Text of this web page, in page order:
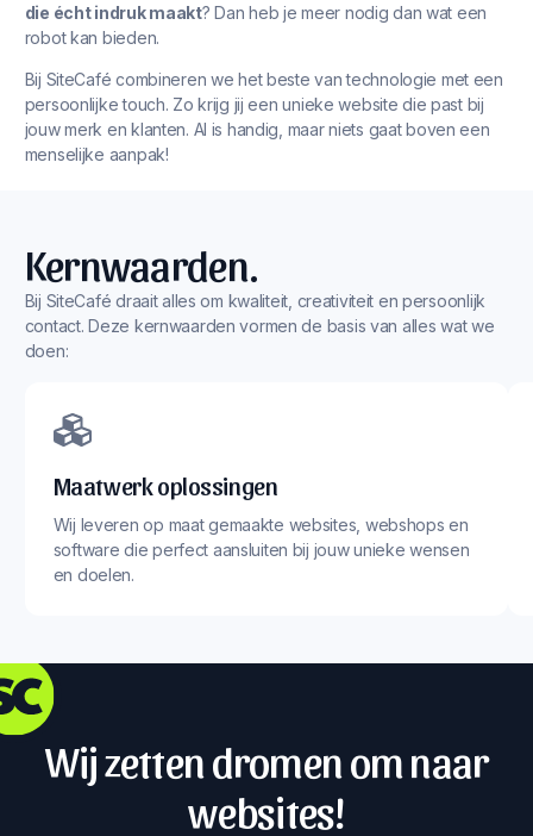
die écht indruk maakt? Dan heb je meer nodig dan wat een
robot kan bieden.
Bij SiteCafé combineren we het beste van technologie met een
persoonlijke touch. Zo krijg jij een unieke website die past bij
jouw merk en klanten. AI is handig, maar niets gaat boven een
menselijke aanpak!
Kernwaarden.
Bij SiteCafé draait alles om kwaliteit, creativiteit en persoonlijk
contact. Deze kernwaarden vormen de basis van alles wat we
doen:
Maatwerk oplossingen
Wij leveren op maat gemaakte websites, webshops en
software die perfect aansluiten bij jouw unieke wensen
en doelen.
Wij zetten dromen om naar
websites!